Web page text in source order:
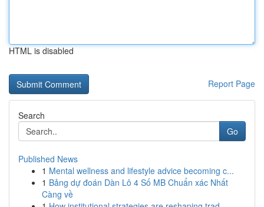
HTML is disabled
Report Page
Search
Go
Published News
1 Mental wellness and lifestyle advice becoming c...
1 Bảng dự đoán Dàn Lô 4 Số MB Chuẩn xác Nhất
Càng về